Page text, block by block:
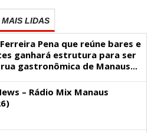
MAIS LIDAS
Pena que reúne bares e
ganhará estrutura para ser
gastronômica de Manaus...
– Rádio Mix Manaus